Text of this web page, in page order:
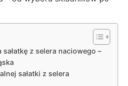
z selera naciowego –
sałatki z selera